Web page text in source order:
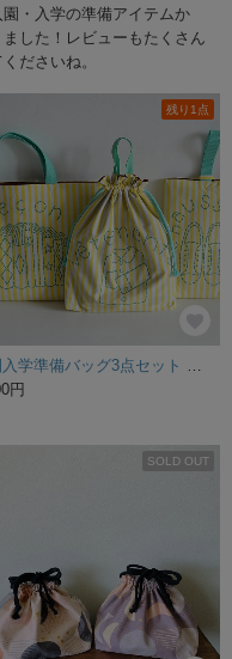
・入学の準備アイテムか
した！レビューもたくさん
ださいね。
残り1点
円
SOLD OUT